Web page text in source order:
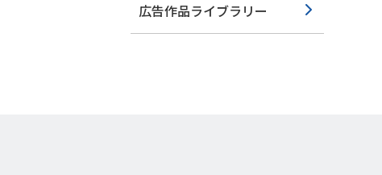
広告作品ライブラリー